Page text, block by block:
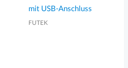
mit USB-Anschluss
FUTEK